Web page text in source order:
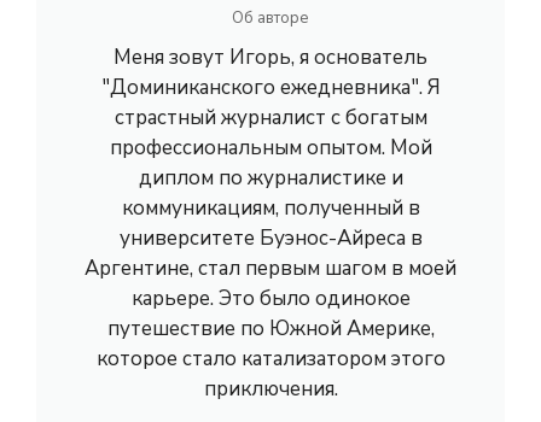
Об авторе
Меня зовут Игорь, я основатель
"Доминиканского ежедневника". Я
страстный журналист с богатым
профессиональным опытом. Мой
диплом по журналистике и
коммуникациям, полученный в
университете Буэнос-Айреса в
Аргентине, стал первым шагом в моей
карьере. Это было одинокое
путешествие по Южной Америке,
которое стало катализатором этого
приключения.